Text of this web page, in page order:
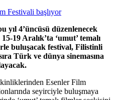
Festivali başlıyor
yıl 4’üncüsü düzenlenecek
19 Aralık’ta ‘umut’ temalı
buluşacak festival, Filistinli
Türk ve dünya sinemasına
Esenler Film
seyirciyle buluşmaya